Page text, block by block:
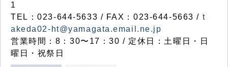
1
TEL：023-644-5633 / FAX：023-644-5663 / t
akeda02-ht@yamagata.email.ne.jp
営業時間：8：30〜17：30 / 定休日：土曜日・日
曜日・祝祭日